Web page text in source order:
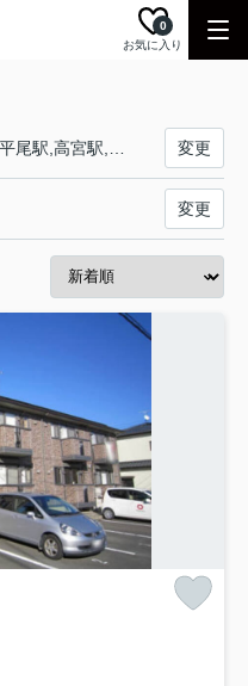
お気に入り
0
変更
変更